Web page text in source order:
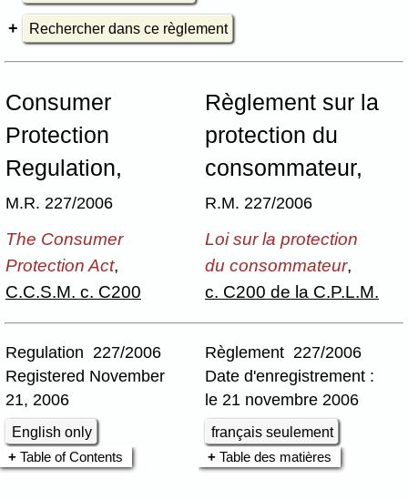
Rechercher dans ce règlement
Consumer
Protection
Regulation,
M.R. 227/2006
Règlement sur la
protection du
consommateur,
R.M. 227/2006
The Consumer
Protection Act,
C.C.S.M. c. C200
Loi sur la protection
du consommateur,
c. C200 de la C.P.L.M.
Regulation 227/2006
Registered November
21, 2006
English only
Règlement 227/2006
Date d'enregistrement :
le 21 novembre 2006
français seulement
Table of Contents
Table des matières